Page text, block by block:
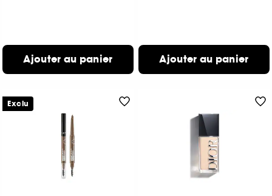
Ajouter au panier Ajouter au panier
Exclu